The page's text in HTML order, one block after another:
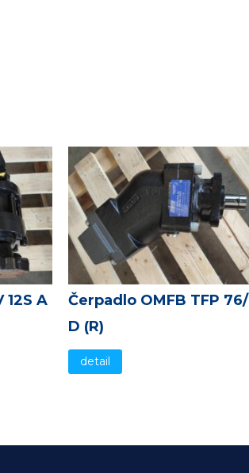
A
Čerpadlo OMFB TFP
D (R)
detail